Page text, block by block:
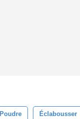
Poudre Éclabousser